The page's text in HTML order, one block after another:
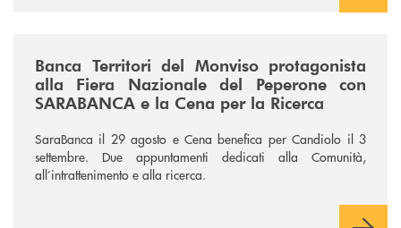
Banca Territori del Monviso protagonista
alla Fiera Nazionale del Peperone con
SARABANCA e la Cena per la Ricerca
SaraBanca il 29 agosto e Cena benefica per Candiolo il 3
settembre. Due appuntamenti dedicati alla Comunità,
all’intrattenimento e alla ricerca.